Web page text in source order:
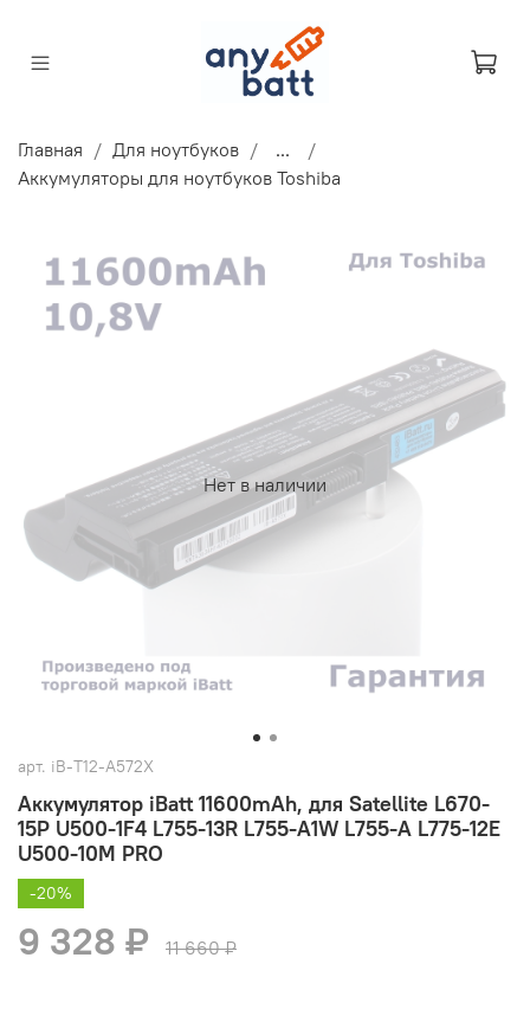
Главная Для ноутбуков
...
Аккумуляторы для ноутбуков Toshiba
Нет в наличии
арт. iB-T12-A572X
Аккумулятор iBatt 11600mAh, для Satellite L670-
15P U500-1F4 L755-13R L755-A1W L755-A L775-12E
U500-10M PRO
-20%
9 328 ₽ 11 660 ₽